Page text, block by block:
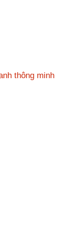
thông minh